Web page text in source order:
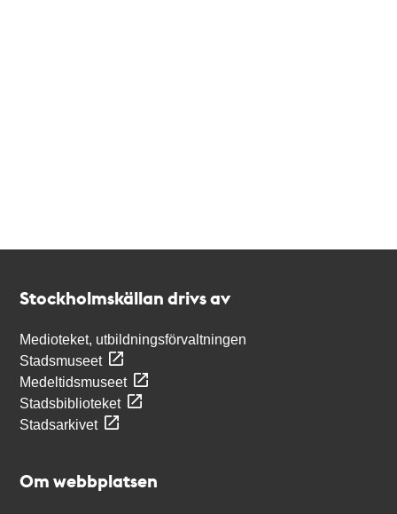
Stockholmskällan drivs av
Medioteket, utbildningsförvaltningen
Stadsmuseet
Medeltidsmuseet
Stadsbiblioteket
Stadsarkivet
Om webbplatsen